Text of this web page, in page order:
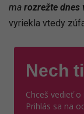
ma rozrežte dnes
vyriekla vtedy
Nech
Chceš vedieť
Prihlás sa na